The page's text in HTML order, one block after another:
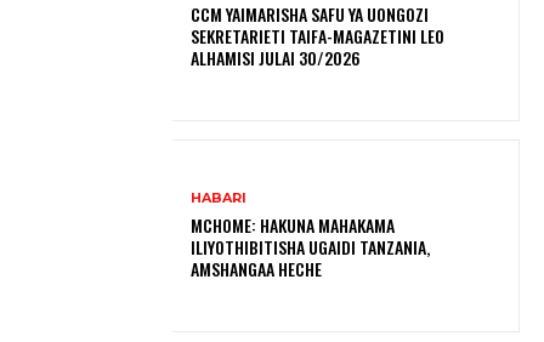
CCM YAIMARISHA SAFU YA UONGOZI
SEKRETARIETI TAIFA-MAGAZETINI LEO
ALHAMISI JULAI 30/2026
HABARI
MCHOME: HAKUNA MAHAKAMA
ILIYOTHIBITISHA UGAIDI TANZANIA,
AMSHANGAA HECHE